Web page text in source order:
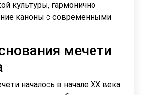
культуры, гармонично
каноны с современными
мечети
началось в начале XX века